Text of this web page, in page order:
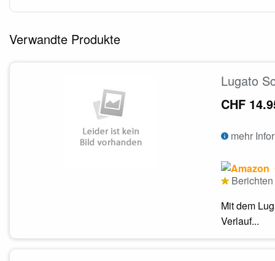
Verwandte Produkte
Lugato
CHF
mehr
Berichten
Mit dem
Verlauf...